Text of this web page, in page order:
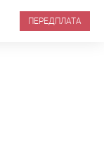
ПЕРЕДПЛАТА